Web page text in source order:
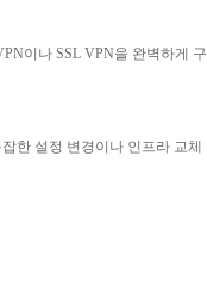
이나 SSL VPN을 완벽하게
한 설정 변경이나 인프라 교체